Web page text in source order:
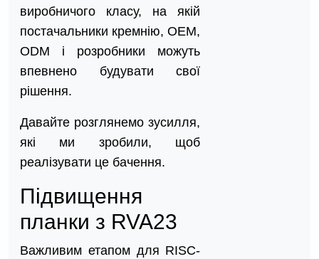
виробничого класу, на якій
постачальники кремнію, OEM,
ODM і розробники можуть
впевнено будувати свої
рішення.
Давайте розглянемо зусилля,
які ми зробили, щоб
реалізувати це бачення.
Підвищення
планки з RVA23
Важливим етапом для RISC-